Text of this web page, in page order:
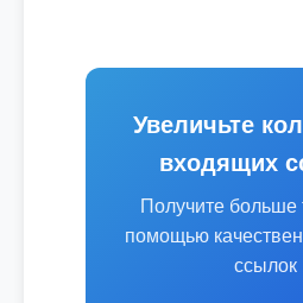
Увеличьте
входящих
Получите больше
помощью
ссылок